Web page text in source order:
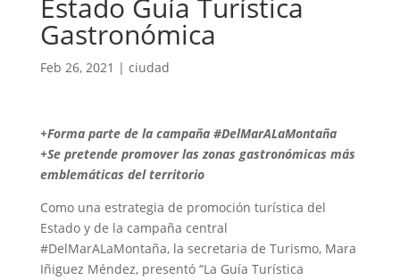
Estado Guía Turística
Gastronómica
Feb 26, 2021 | ciudad
+Forma parte de la campaña #DelMarALaMontaña
+Se pretende promover las zonas gastronómicas más
emblemáticas del territorio
Como una estrategia de promoción turística del
Estado y de la campaña central
#DelMarALaMontaña, la secretaria de Turismo, Mara
Iñiguez Méndez, presentó “La Guía Turística